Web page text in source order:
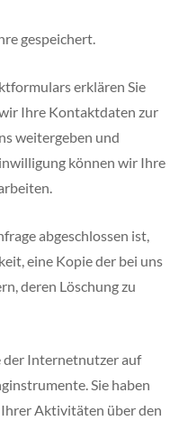
gespeichert.
erklären Sie
Ihre Kontaktdaten zur
weitergeben und
können wir Ihre
abgeschlossen ist,
eine Kopie der bei uns
deren Löschung zu
der Internetnutzer auf
Sie haben
Aktivitäten über den